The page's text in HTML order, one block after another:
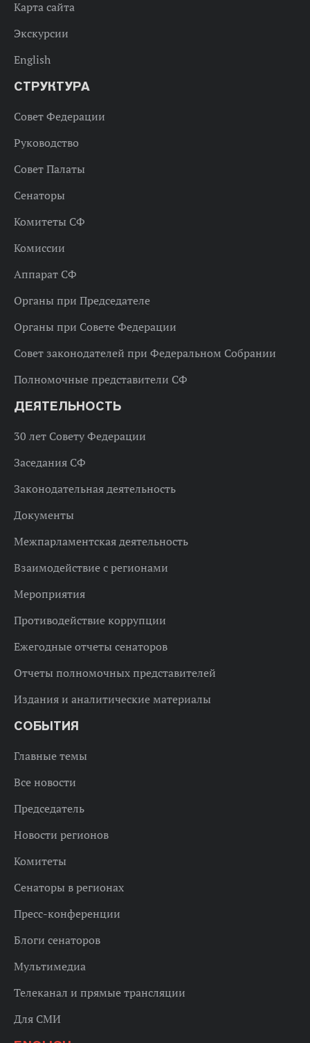
Карта сайта
Экскурсии
English
СТРУКТУРА
Совет Федерации
Руководство
Совет Палаты
Сенаторы
Комитеты СФ
Комиссии
Аппарат СФ
Органы при Председателе
Органы при Совете Федерации
Совет законодателей при Федеральном Собрании
Полномочные представители СФ
ДЕЯТЕЛЬНОСТЬ
30 лет Совету Федерации
Заседания СФ
Законодательная деятельность
Документы
Межпарламентская деятельность
Взаимодействие с регионами
Мероприятия
Противодействие коррупции
Ежегодные отчеты сенаторов
Отчеты полномочных представителей
Издания и аналитические материалы
СОБЫТИЯ
Главные темы
Все новости
Председатель
Новости регионов
Комитеты
Сенаторы в регионах
Пресс-конференции
Блоги сенаторов
Мультимедиа
Телеканал и прямые трансляции
Для СМИ